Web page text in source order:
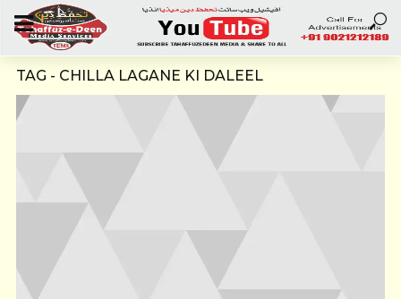
TAG - CHILLA LAGANE KI DALEEL